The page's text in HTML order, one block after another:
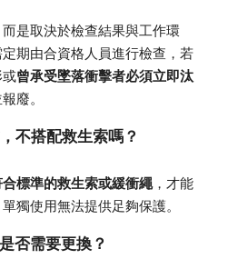
是取決於檢查結果與工作環
期由合資格人員進行檢查，若
曾承受墜落衝擊者必須立即汰
廢。
不搭配救生索嗎？
標準的救生索或緩衝繩，才能
獨使用無法提供足夠保護。
否需要更換？